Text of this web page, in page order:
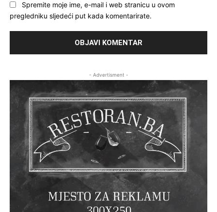
Spremite moje ime, e-mail i web stranicu u ovom
pregledniku sljedeći put kada komentarirate.
- Advertisment -